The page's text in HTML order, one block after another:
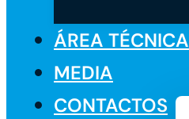
ÁREA TÉCNICA
MEDIA
CONTACTOS